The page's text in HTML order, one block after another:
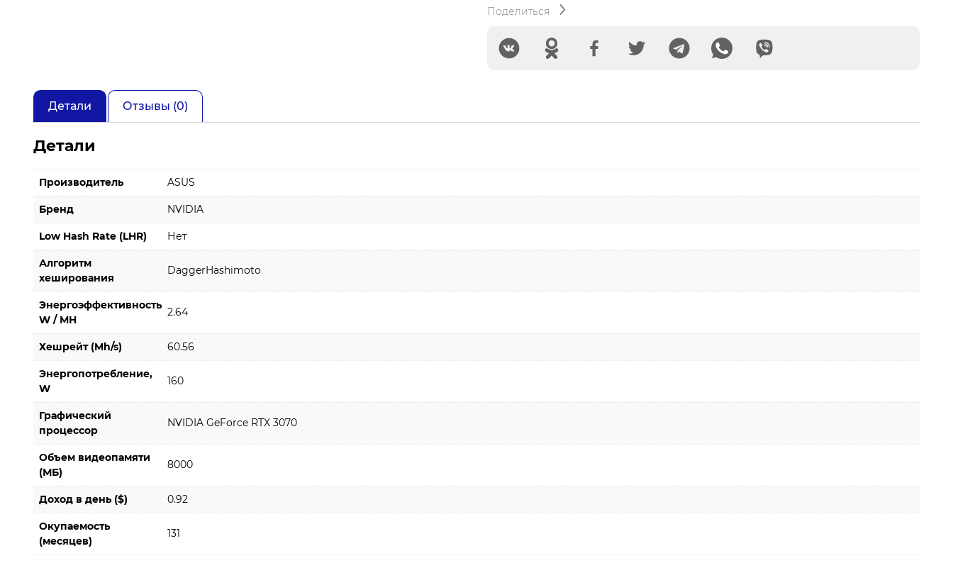
Поделиться
Детали Отзывы (0)
Детали
Производитель ASUS
Бренд NVIDIA
Low Hash Rate (LHR) Нет
Алгоритм
хеширования
DaggerHashimoto
Энергоэффективность
W / MH
2.64
Хешрейт (Mh/s) 60.56
Энергопотребление,
W
160
Графический
процессор
NVIDIA GeForce RTX 3070
Объем видеопамяти
(МБ)
8000
Доход в день ($) 0.92
Окупаемость
(месяцев)
131